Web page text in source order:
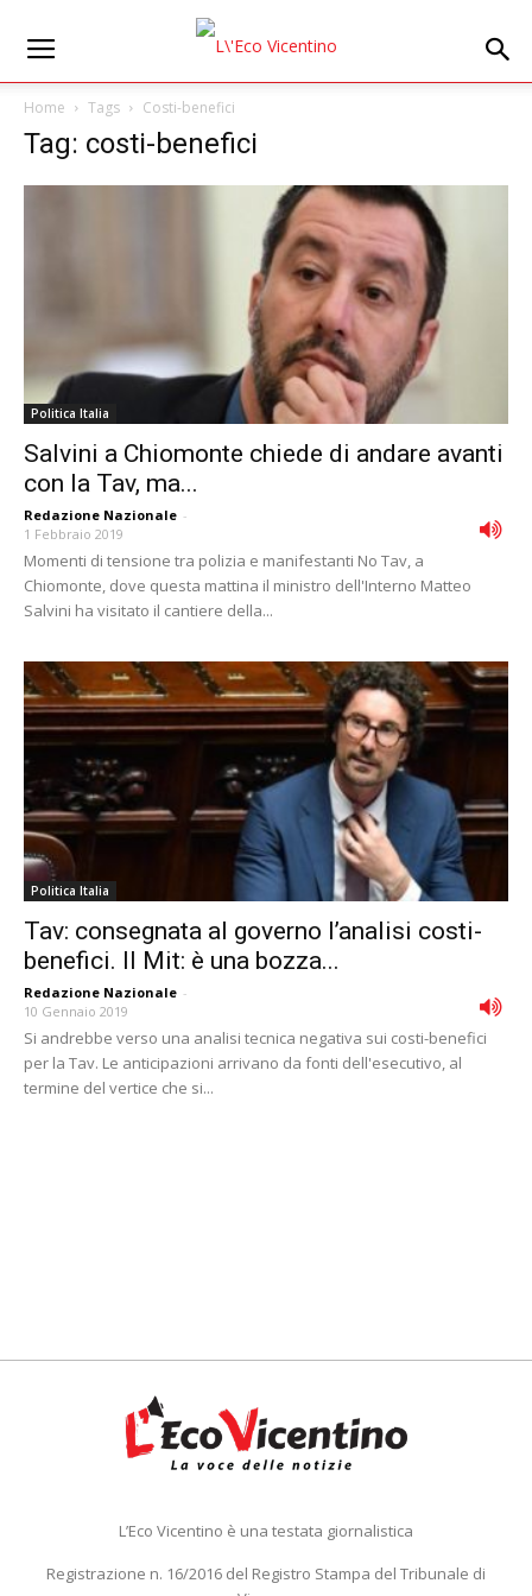
Home Tags Costi-benefici
Tag: costi-benefici
Politica Italia
Salvini a Chiomonte chiede di andare avanti
con la Tav, ma...
Redazione Nazionale -
1 Febbraio 2019
Momenti di tensione tra polizia e manifestanti No Tav, a
Chiomonte, dove questa mattina il ministro dell'Interno Matteo
Salvini ha visitato il cantiere della...
Politica Italia
Tav: consegnata al governo l’analisi costi-
benefici. Il Mit: è una bozza...
Redazione Nazionale -
10 Gennaio 2019
Si andrebbe verso una analisi tecnica negativa sui costi-benefici
per la Tav. Le anticipazioni arrivano da fonti dell'esecutivo, al
termine del vertice che si...
L’Eco Vicentino è una testata giornalistica
Registrazione n. 16/2016 del Registro Stampa del Tribunale di